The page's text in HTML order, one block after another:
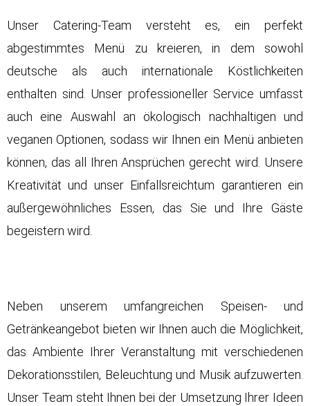
Unser Catering-Team versteht es, ein perfekt
abgestimmtes Menü zu kreieren, in dem sowohl
deutsche als auch internationale Köstlichkeiten
enthalten sind. Unser professioneller Service umfasst
auch eine Auswahl an ökologisch nachhaltigen und
veganen Optionen, sodass wir Ihnen ein Menü anbieten
können, das all Ihren Ansprüchen gerecht wird. Unsere
Kreativität und unser Einfallsreichtum garantieren ein
außergewöhnliches Essen, das Sie und Ihre Gäste
begeistern wird.
Neben unserem umfangreichen Speisen- und
Getränkeangebot bieten wir Ihnen auch die Möglichkeit,
das Ambiente Ihrer Veranstaltung mit verschiedenen
Dekorationsstilen, Beleuchtung und Musik aufzuwerten.
Unser Team steht Ihnen bei der Umsetzung Ihrer Ideen